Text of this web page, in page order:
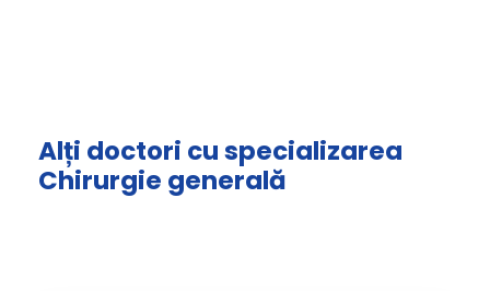
Alți doctori cu specializarea
Chirurgie generală